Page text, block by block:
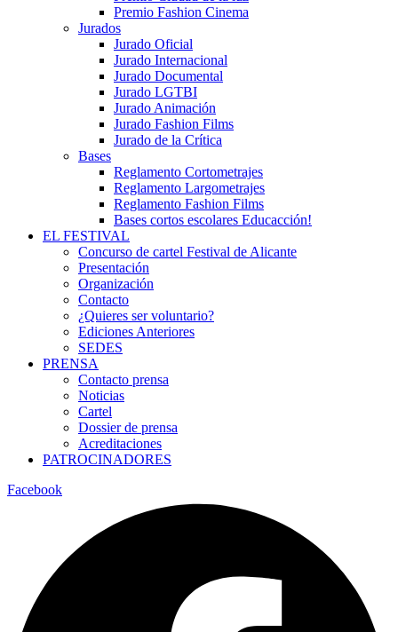
Premio Fashion Cinema
Jurados
Jurado Oficial
Jurado Internacional
Jurado Documental
Jurado LGTBI
Jurado Animación
Jurado Fashion Films
Jurado de la Crítica
Bases
Reglamento Cortometrajes
Reglamento Largometrajes
Reglamento Fashion Films
Bases cortos escolares Educacción!
EL FESTIVAL
Concurso de cartel Festival de Alicante
Presentación
Organización
Contacto
¿Quieres ser voluntario?
Ediciones Anteriores
SEDES
PRENSA
Contacto prensa
Noticias
Cartel
Dossier de prensa
Acreditaciones
PATROCINADORES
Facebook